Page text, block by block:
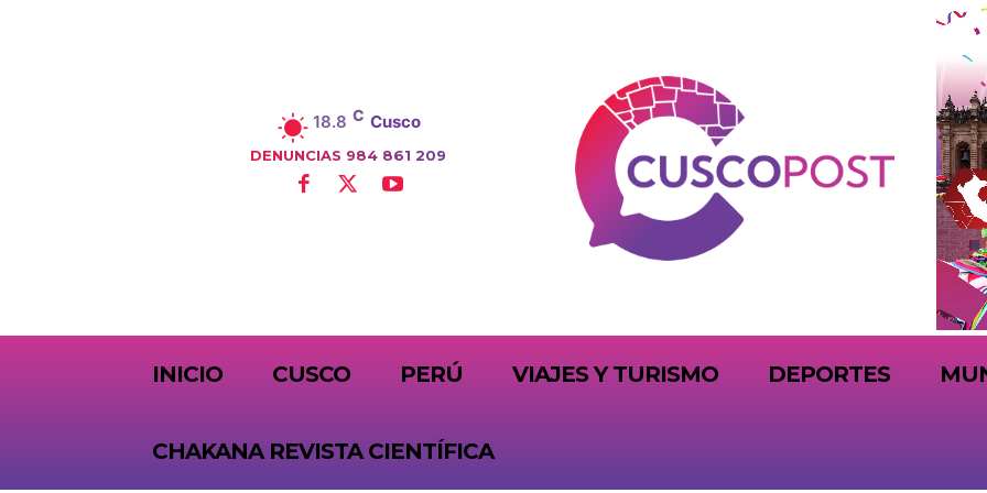
18.8 C Cusco
DENUNCIAS 984 861 209
INICIO CUSCO PERÚ VIAJES Y TURISMO DEPORTES
CHAKANA REVISTA CIENTÍFICA